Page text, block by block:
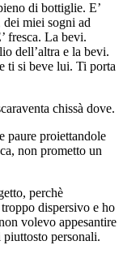
di bottiglie. E’
miei sogni ad
fresca. La bevi.
dell’altra e la bevi.
ti si beve lui. Ti porta
chissà dove.
paure proiettandole
non prometto un
perchè
dispersivo e ho
volevo appesantire
piuttosto personali.